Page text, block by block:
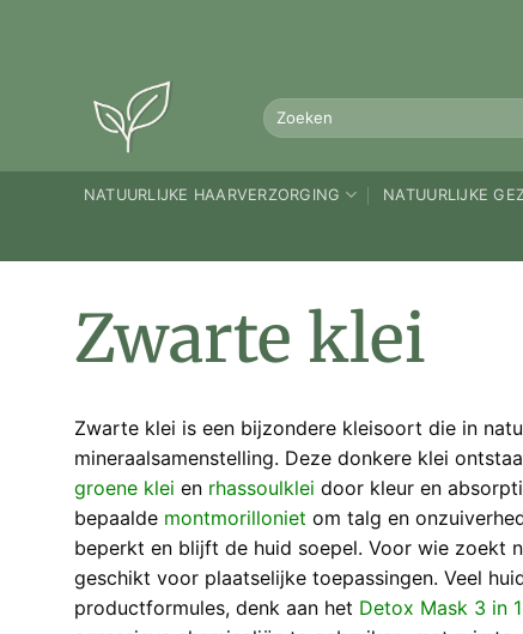
Zoeken
naar:
NATUURLIJKE HAARVERZORGING NATUURLIJKE
Zwarte klei
Zwarte klei is een bijzondere kleisoort die in
mineraalsamenstelling. Deze donkere klei
groene klei en rhassoulklei door kleur en
bepaalde montmorilloniet om talg en
beperkt en blijft de huid soepel. Voor wie zoekt
geschikt voor plaatselijke toepassingen. Veel
productformules, denk aan het Detox Mask 3 in 1